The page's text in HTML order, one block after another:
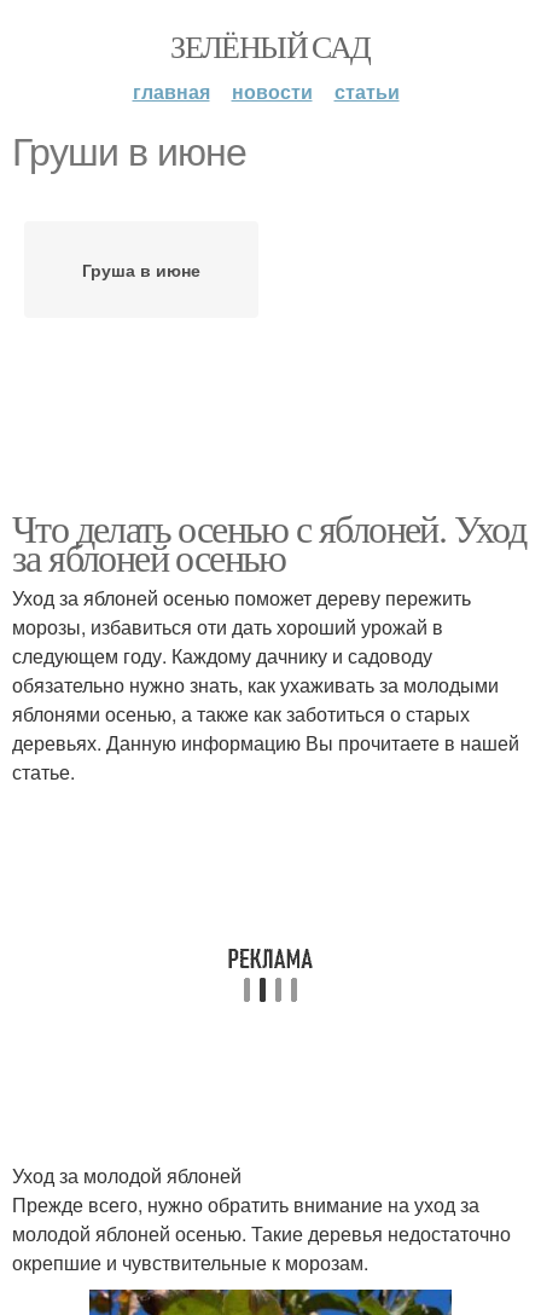
ЗЕЛЁНЫЙ САД
главная новости статьи
Груши в июне
Груша в июне
Что делать осенью с яблоней. Уход
за яблоней осенью
Уход за яблоней осенью поможет дереву пережить
морозы, избавиться оти дать хороший урожай в
следующем году. Каждому дачнику и садоводу
обязательно нужно знать, как ухаживать за молодыми
яблонями осенью, а также как заботиться о старых
деревьях. Данную информацию Вы прочитаете в нашей
статье.
Уход за молодой яблоней
Прежде всего, нужно обратить внимание на уход за
молодой яблоней осенью. Такие деревья недостаточно
окрепшие и чувствительные к морозам.